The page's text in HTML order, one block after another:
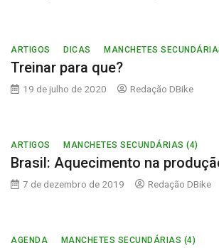
ARTIGOS DICAS MANCHETES
Treinar para que?
19 de julho de 2020 Redação DBike
ARTIGOS MANCHETES SECUNDÁRIAS (4)
Brasil: Aquecimento na
7 de dezembro de 2019 Redação DBike
AGENDA MANCHETES SECUNDÁRIAS (4)